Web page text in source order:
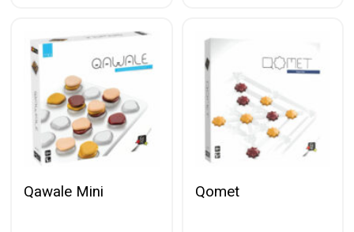
Qawale Mini Qomet